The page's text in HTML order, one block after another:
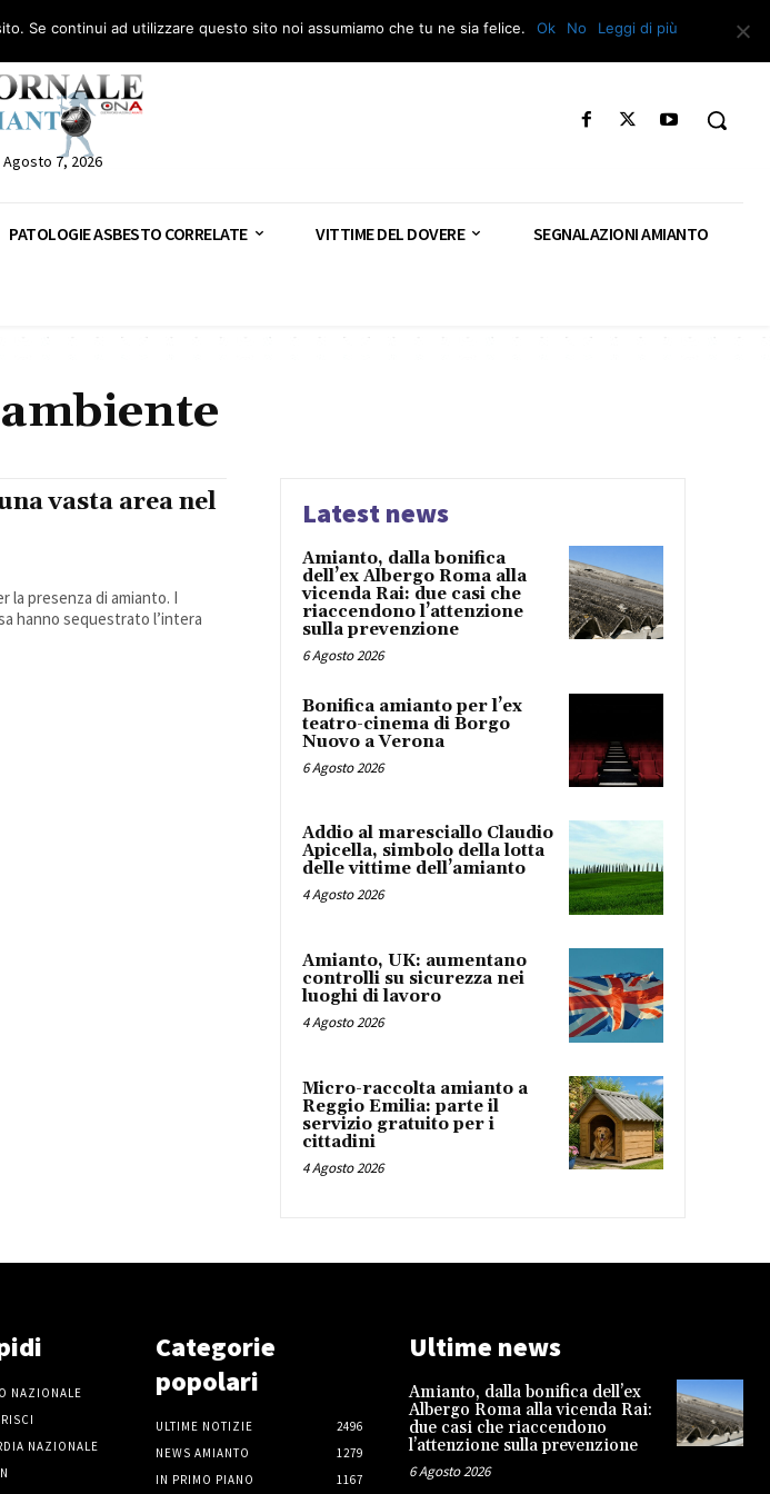
civile, penale e lavoro Segnala – AGN Segnala – Repac
7, 2026
PATOLOGIE ASBESTO CORRELATE VITTIME DEL DOVERE SEGNALAZIONI AMIANTO
vasta area nel
presenza di amianto. I
hanno sequestrato l’intera
Latest news
Amianto, dalla bonifica
dell’ex Albergo Roma alla
vicenda Rai: due casi che
riaccendono l’attenzione
sulla prevenzione
6 Agosto 2026
Bonifica amianto per l’ex
teatro-cinema di Borgo
Nuovo a Verona
6 Agosto 2026
Addio al maresciallo Claudio
Apicella, simbolo della lotta
delle vittime dell’amianto
4 Agosto 2026
Amianto, UK: aumentano
controlli su sicurezza nei
luoghi di lavoro
4 Agosto 2026
Micro-raccolta amianto a
Reggio Emilia: parte il
servizio gratuito per i
cittadini
4 Agosto 2026
NAZIONALE
NAZIONALE
Categorie
popolari
ULTIME NOTIZIE
2496
NEWS AMIANTO
1279
IN PRIMO PIANO
1167
Ultime news
Amianto, dalla bonifica dell’ex
Albergo Roma alla vicenda Rai:
due casi che riaccendono
l’attenzione sulla prevenzione
6 Agosto 2026
Se continui ad utilizzare questo sito noi assumiamo che tu ne sia felice. Ok No Leggi di più